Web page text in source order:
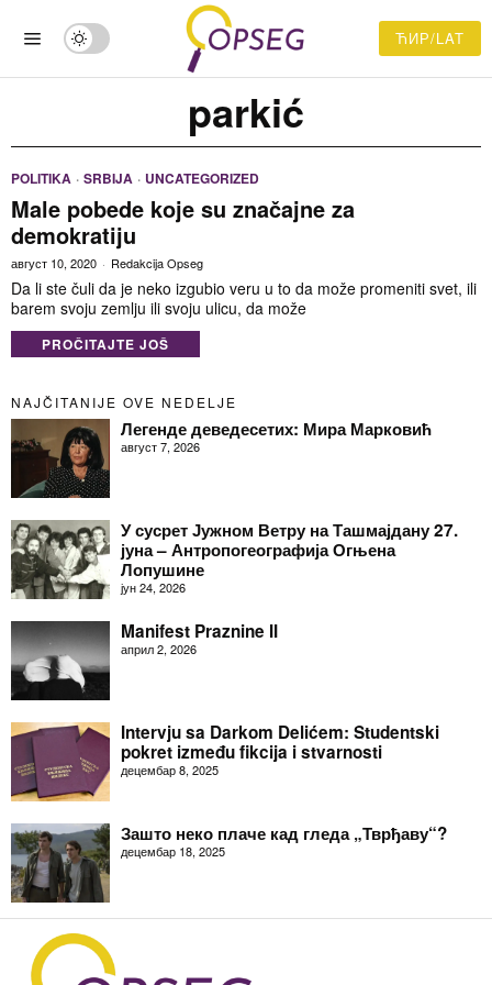
ЋИР/LAT
parkić
POLITIKA · SRBIJA · UNCATEGORIZED
Male pobede koje su značajne za
demokratiju
август 10, 2020 Redakcija Opseg
Da li ste čuli da je neko izgubio veru u to da može promeniti svet, ili
barem svoju zemlju ili svoju ulicu, da može
PROČITAJTE JOŠ
NAJČITANIJE OVE NEDELJE
Легенде деведесетих: Мира Марковић
август 7, 2026
У сусрет Јужном Ветру на Ташмајдану 27.
јуна – Антропогеографија Огњена
Лопушине
јун 24, 2026
Manifest Praznine II
април 2, 2026
Intervju sa Darkom Delićem: Studentski
pokret između fikcija i stvarnosti
децембар 8, 2025
Зашто неко плаче кад гледа „Тврђаву“?
децембар 18, 2025